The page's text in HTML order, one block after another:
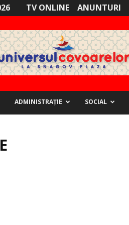
TV ONLINE ANUNTURI
ADMINISTRAȚIE SOCIAL